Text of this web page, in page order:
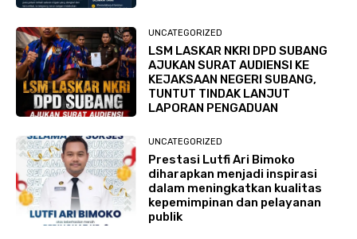
UNCATEGORIZED
LSM LASKAR NKRI DPD SUBANG
AJUKAN SURAT AUDIENSI KE
KEJAKSAAN NEGERI SUBANG,
TUNTUT TINDAK LANJUT
LAPORAN PENGADUAN
UNCATEGORIZED
Prestasi Lutfi Ari Bimoko
diharapkan menjadi inspirasi
dalam meningkatkan kualitas
kepemimpinan dan pelayanan
publik